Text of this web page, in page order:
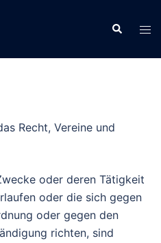
Suche
Recht, Vereine und
oder deren Tätigkeit
oder die sich gegen
oder gegen den
richten, sind